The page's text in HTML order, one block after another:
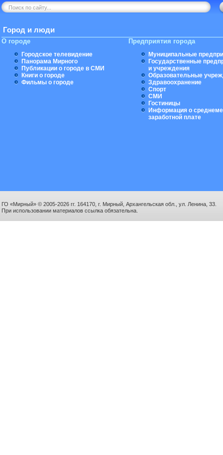
Город и люди
О городе
Городское телевидение
Панорама Мирного
Публикации о городе в СМИ
Книги о городе
Фильмы о городе
Предприятия города
Муниципальные
Государственные
и учреждения
Образовательные
Здравоохранение
Спорт
СМИ
Гостиницы
Информация о
заработной плате
ГО «Мирный» © 2005-2026 гг. 164170, г. Мирный, Архангельская обл., ул. Ленина, 33.
При использовании материалов ссылка обязательна.